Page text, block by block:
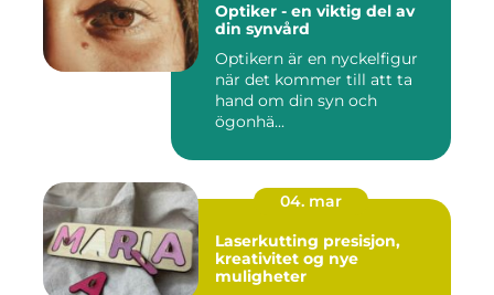
Optiker - en viktig del av
din synvård
Optikern är en nyckelfigur
när det kommer till att ta
hand om din syn och
ögonhä...
04. mar
Laserkutting presisjon,
kreativitet og nye
muligheter